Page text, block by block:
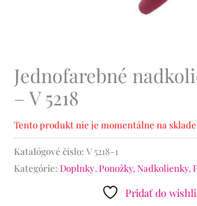
Jednofarebné
– V 5218
Tento produkt nie je momentálne na
Katalógové číslo: V 5218-1
Kategórie: Doplnky,Ponožky, Nadkolienky,
Pridať do